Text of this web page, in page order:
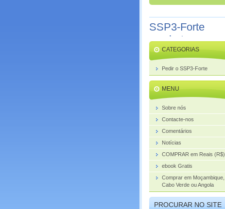
SSP3-Forte
combate o
aumento da
próstata
CATEGORIAS
Pedir o SSP3-Forte
MENU
Sobre nós
Contacte-nos
Comentários
Notícias
COMPRAR em Reais (R$)
ebook Gratis
Comprar em Moçambique,
Cabo Verde ou Angola
PROCURAR NO SITE